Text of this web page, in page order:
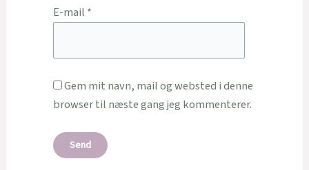
E-mail *
Gem mit navn, mail og websted i denne
browser til næste gang jeg kommenterer.